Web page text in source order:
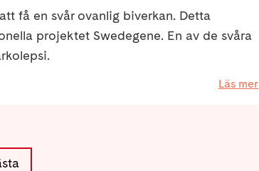
få en svår ovanlig biverkan. Detta
projektet Swedegene. En av de svåra
Läs mer